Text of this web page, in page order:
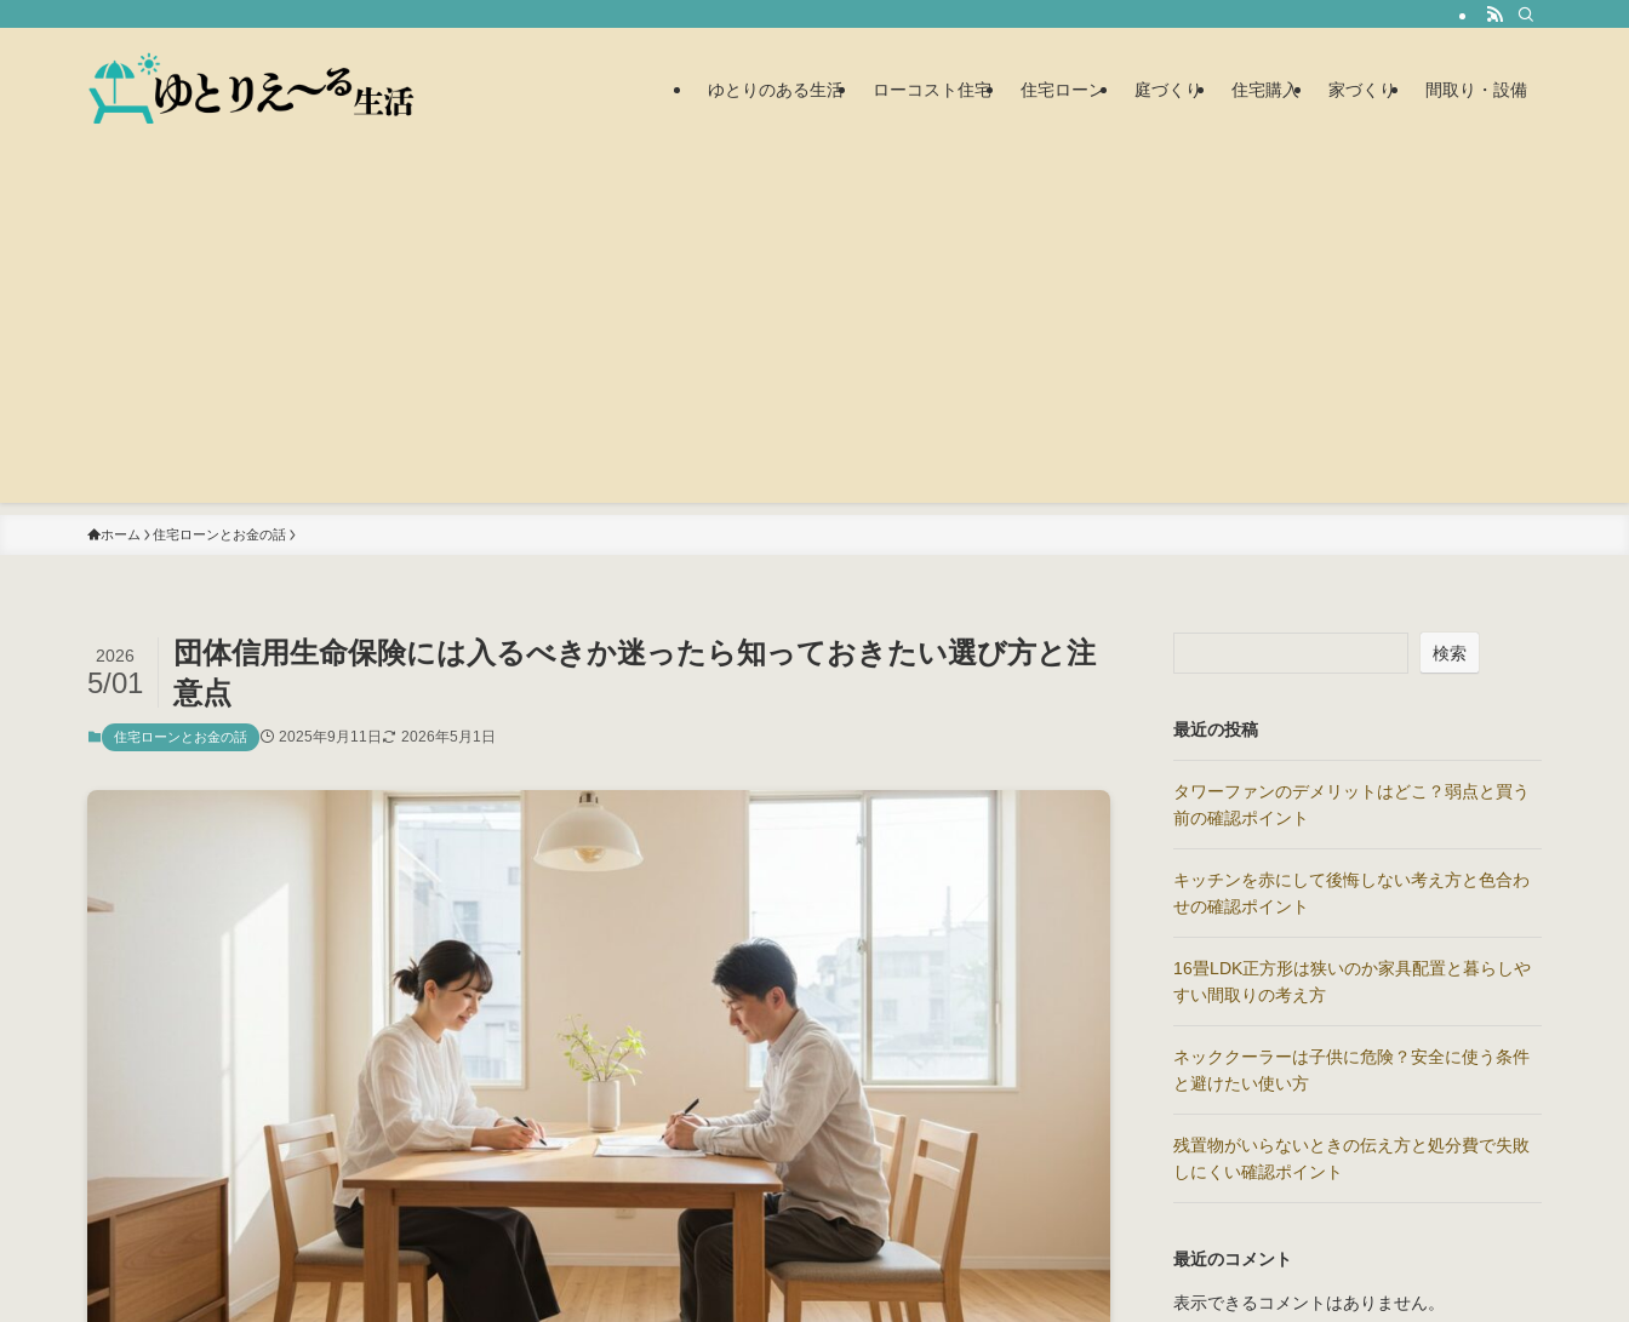
ゆとりのある生活 ローコスト住宅 住宅ローン 庭づくり 住宅購入 家づくり 間取り・設備
ホーム 住宅ローンとお金の話
団体信用生命保険には入るべきか迷ったら知っておきたい選び方と注
意点
2026
5/01
住宅ローンとお金の話 2025年9月11日 2026年5月1日
検索
最近の投稿
タワーファンのデメリットはどこ？弱点と買う
前の確認ポイント
キッチンを赤にして後悔しない考え方と色合わ
せの確認ポイント
16畳LDK正方形は狭いのか家具配置と暮らしや
すい間取りの考え方
ネッククーラーは子供に危険？安全に使う条件
と避けたい使い方
残置物がいらないときの伝え方と処分費で失敗
しにくい確認ポイント
最近のコメント
表示できるコメントはありません。